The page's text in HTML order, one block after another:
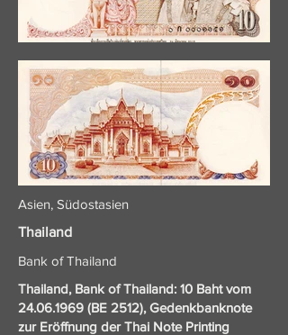
Asien, Südostasien
Thailand
Bank of Thailand
Thailand, Bank of Thailand: 10 Baht vom
24.06.1969 (BE 2512), Gedenkbanknote
zur Eröffnung der Thai Note Printing